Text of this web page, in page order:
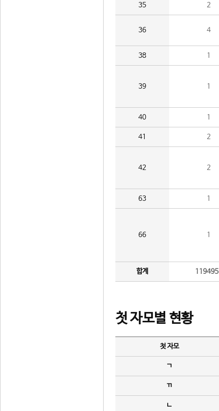
35 2
36 4
38 1
39 1
40 1
41 2
42 2
63 1
66 1
합계
첫 자모별 현황
첫 자모
ㄱ
ㄲ
ㄴ